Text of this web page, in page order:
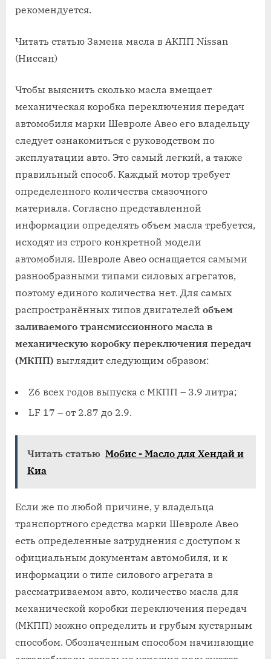
рекомендуется.
Читать статью Замена масла в АКПП Nissan
(Ниссан)
Чтобы выяснить сколько масла вмещает
механическая коробка переключения передач
автомобиля марки Шевроле Авео его владельцу
следует ознакомиться с руководством по
эксплуатации авто. Это самый легкий, а также
правильный способ. Каждый мотор требует
определенного количества смазочного
материала. Согласно представленной
информации определять объем масла требуется,
исходят из строго конкретной модели
автомобиля. Шевроле Авео оснащается самыми
разнообразными типами силовых агрегатов,
поэтому единого количества нет. Для самых
распространённых типов двигателей объем
заливаемого трансмиссионного масла в
механическую коробку переключения передач
(МКПП) выглядит следующим образом:
Z6 всех годов выпуска с МКПП – 3.9 литра;
LF 17 – от 2.87 до 2.9.
Читать статью Мобис - Масло для Хендай и
Киа
Если же по любой причине, у владельца
транспортного средства марки Шевроле Авео
есть определенные затруднения с доступом к
официальным документам автомобиля, и к
информации о типе силового агрегата в
рассматриваемом авто, количество масла для
механической коробки переключения передач
(МКПП) можно определить и грубым кустарным
способом. Обозначенным способом начинающие